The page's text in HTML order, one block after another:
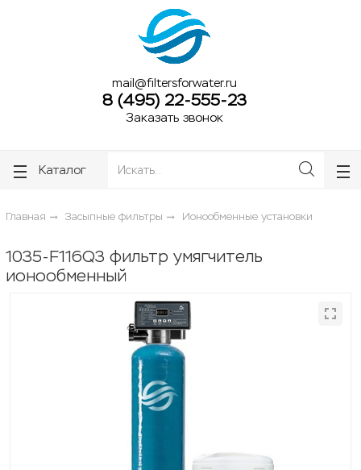
mail@filtersforwater.ru
8 (495) 22-555-23
Заказать звонок
Каталог
Главная Засыпные фильтры Ионообменные установки
1035-F116Q3 фильтр умягчитель
ионообменный